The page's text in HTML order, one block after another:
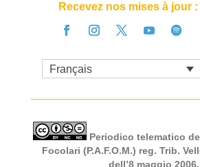
Recevez nos mises à jour :
Français
Periodico telematico
Focolari (P.A.F.O.M.) reg. Trib.
dell’8 maggio 2006.